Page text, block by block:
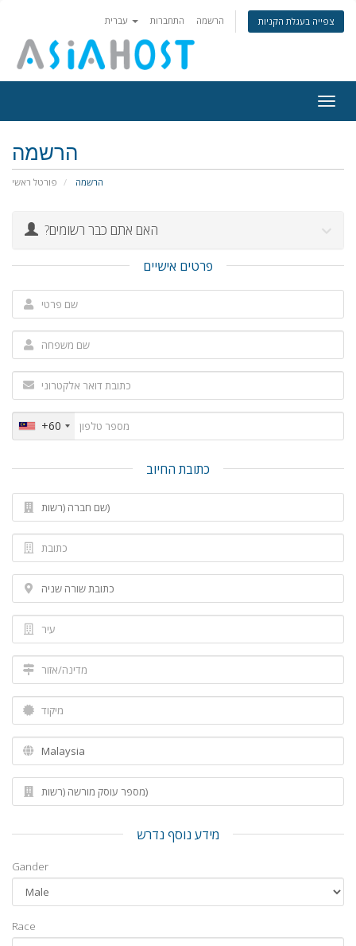
התחברות הרשמה צפייה בעגלת הקניות
הרשמה
פורטל ראשי הרשמה
?האם אתם כבר רשומים
פרטים אישיים
+60
כתובת החיוב
מידע נוסף נדרש
Gander
Race